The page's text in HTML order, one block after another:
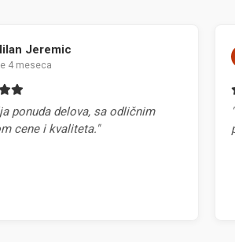
sa odličnim
"Najbrža isporuka